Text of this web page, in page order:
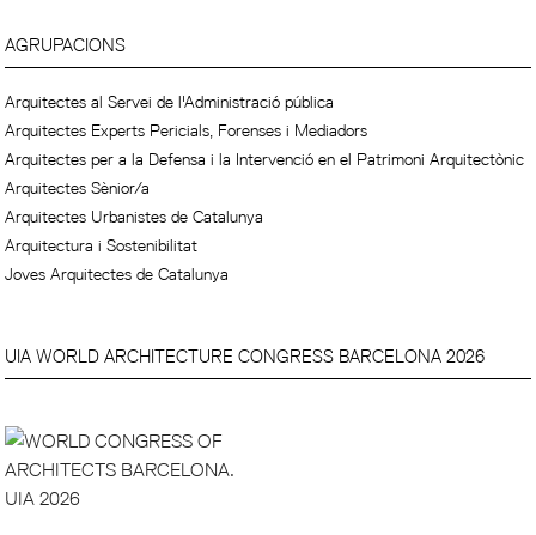
AGRUPACIONS
Arquitectes al Servei de l'Administració pública
Arquitectes Experts Pericials, Forenses i Mediadors
Arquitectes per a la Defensa i la Intervenció en el Patrimoni Arquitectònic
Arquitectes Sènior/a
Arquitectes Urbanistes de Catalunya
Arquitectura i Sostenibilitat
Joves Arquitectes de Catalunya
UIA WORLD ARCHITECTURE CONGRESS BARCELONA 2026